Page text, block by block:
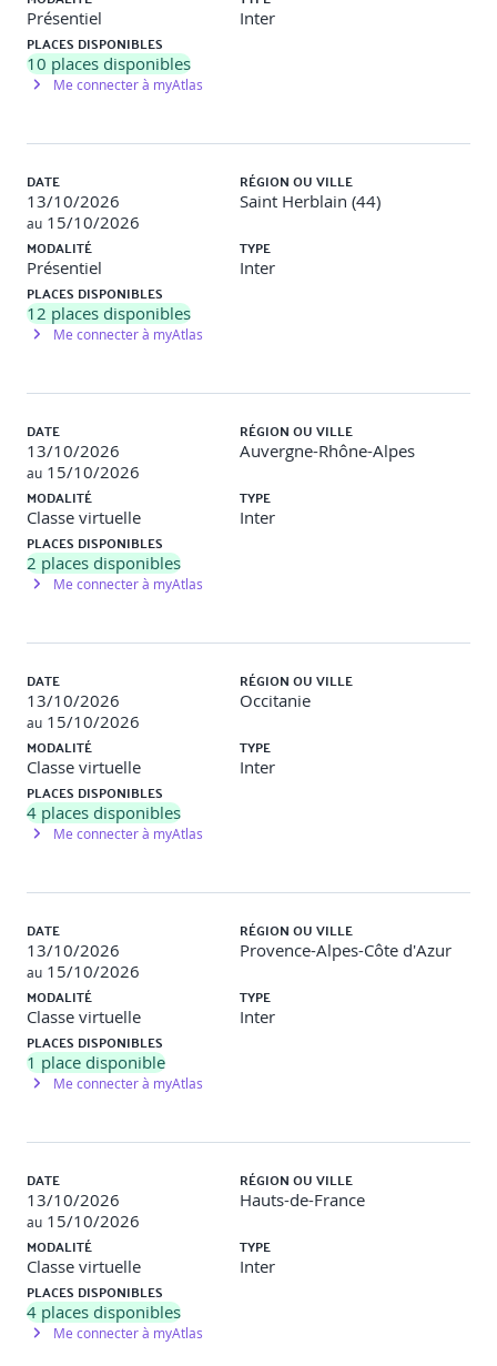
Méthodes pédagogiques
Pour optimiser le parcours
d’apprentissage, des modules e-learning peuvent être
fournis avant et après la session présentielle ou la classe
virtuelle, sur simple demande du participant.
Le formateur évalue la progression pédagogique du
participant tout au long de la formation au moyen de
QCM, mises en situation, travaux pratiques… Le
participant complète également un test de
positionnement en amont et en aval pour valider les
compétences acquises.
Pour confirmer votre inscription, il vous suffit d'adresser
un mail à inscriptionopco@orsys.fr en joignant votre
demande de prise en charge Atlas au format PDF et en
confirmant le lieu et la modalité pédagogique souhaitée.
Programme de la formation
Basique du langage.
Exécution de scripts.
Objets JavaScript et callback.
Manipulation du DOM.
Activités digitales Dans cette formation en ligne, vous
apprendrez ou réviserez les bases essentielles de JavaScript,
telles que les fonctions, les conditions et les boucles, afin de
Vous mettrez vos connaissances en pratique à travers la
serez prêt à aborder des frameworks comme AngularJS ou
Node.js.
2 - React, fonctionnalités avancées du framework de
développement Front End - Contenu digital learning
pré-formation
Introduction.
Cycle de vie des composants.
React Hooks.
Activités digitales
Dans cette formation en ligne, vous
approfondirez vos connaissances sur React afin d’en
exploiter tout le potentiel dans vos développements Front
End. Après la mise en place de l’environnement, vous
étudierez le cycle de vie des composants, les Références, les
Fragments et les propTypes. Vous découvrirez ensuite les
Hooks, une fonctionnalité clé qui enrichit les composants
fonctionnels. Chaque notion sera illustrée par des
Présentiel Inter
PLACES DISPONIBLES
10 places disponibles
Me connecter à myAtlas
DATE
13/10/2026
au 15/10/2026
RÉGION OU VILLE
Saint Herblain (44)
MODALITÉ
Présentiel
TYPE
Inter
PLACES DISPONIBLES
12 places disponibles
Me connecter à myAtlas
DATE
13/10/2026
au 15/10/2026
RÉGION OU VILLE
Auvergne-Rhône-Alpes
MODALITÉ
Classe virtuelle
TYPE
Inter
PLACES DISPONIBLES
2 places disponibles
Me connecter à myAtlas
DATE
13/10/2026
au 15/10/2026
RÉGION OU VILLE
Occitanie
MODALITÉ
Classe virtuelle
TYPE
Inter
PLACES DISPONIBLES
4 places disponibles
Me connecter à myAtlas
DATE
13/10/2026
au 15/10/2026
RÉGION OU VILLE
Provence-Alpes-Côte d'Azur
MODALITÉ
Classe virtuelle
TYPE
Inter
PLACES DISPONIBLES
1 place disponible
Me connecter à myAtlas
DATE
13/10/2026
au 15/10/2026
RÉGION OU VILLE
Hauts-de-France
MODALITÉ
Classe virtuelle
TYPE
Inter
PLACES DISPONIBLES
4 places disponibles
Me connecter à myAtlas